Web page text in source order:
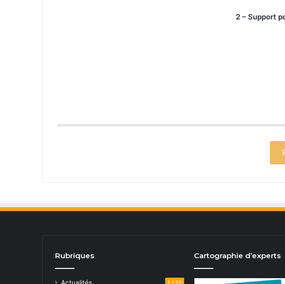
2 – Support
Rubriques Cartographie d’experts